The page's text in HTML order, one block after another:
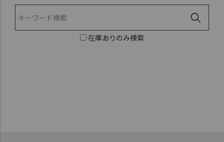
在庫ありのみ検索